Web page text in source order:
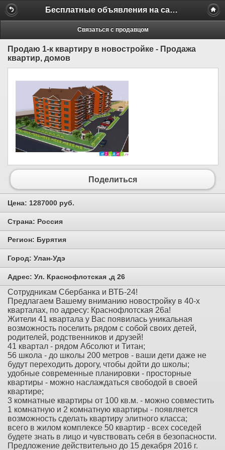
Бесплатные объявления на сайте MILAMO.ru
Связаться с продавцом
Продаю 1-к квартиру в новостройке - Продажа
квартир, домов
Поделиться
Цена: 1287000 руб.
Страна: Россия
Регион: Бурятия
Город: Улан-Удэ
Адрес: Ул. Краснофлотская ,д 26
Сотрудникам Сбербанка и ВТБ-24!
Предлагаем Вашему вниманию новостройку в 40-х
кварталах, по адресу: Краснофлотская 26а!
Жители 41 квартала у Вас появилась уникальная
возможность поселить рядом с собой своих детей,
родителей, родственников и друзей!
41 квартал - рядом Абсолют и Титан;
56 школа - до школы 200 метров - ваши дети даже не
будут переходить дорогу, чтобы дойти до школы;
удобные современные планировки - просторные
квартиры - можно наслаждаться свободой в своей
квартире;
3 комнатные квартиры от 100 кв.м. - можно совместить
1 комнатную и 2 комнатную квартиры - появляется
возможность сделать квартиру элитного класса;
всего в жилом комплексе 50 квартир - всех соседей
будете знать в лицо и чувствовать себя в безопасности.
Предложение действительно до 15 декабря 2016 г.